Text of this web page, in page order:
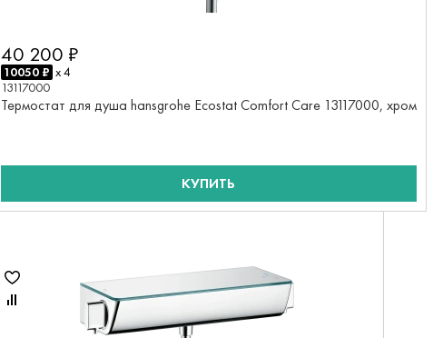
40 200 ₽
10050 ₽ x 4
13117000
Термостат для душа hansgrohe Ecostat Comfort Care 13117000, хром
КУПИТЬ